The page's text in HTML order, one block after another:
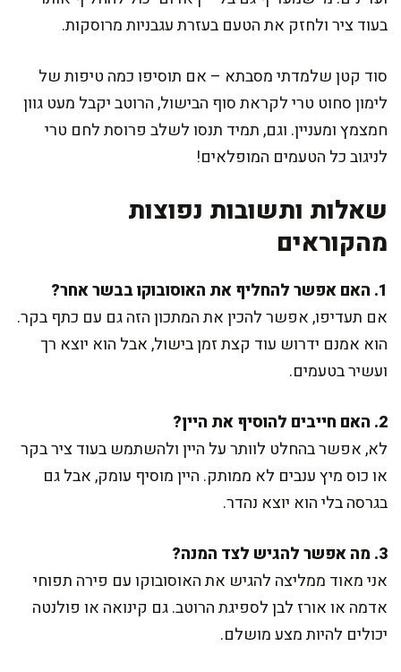
בעוד ציר ולחזק את הטעם בעזרת עגבניות מרוסקות.
סוד קטן שלמדתי מסבתא – אם תוסיפו כמה טיפות של
לימון סחוט טרי לקראת סוף הבישול, הרוטב יקבל מעט גוון
חמצמץ ומעניין. וגם, תמיד תנסו לשלב פרוסת לחם טרי
לניגוב כל הטעמים המופלאים!
שאלות ותשובות נפוצות
מהקוראים
1. האם אפשר להחליף את האוסובוקו בבשר אחר?
אם תעדיפו, אפשר להכין את המתכון הזה גם עם כתף בקר.
הוא אמנם ידרוש עוד קצת זמן בישול, אבל הוא יוצא רך
ועשיר בטעמים.
2. האם חייבים להוסיף את היין?
לא, אפשר בהחלט לוותר על היין ולהשתמש בעוד ציר בקר
או כוס מיץ ענבים לא ממותק. היין מוסיף עומק, אבל גם
בגרסה בלי הוא יוצא נהדר.
3. מה אפשר להגיש לצד המנה?
אני מאוד ממליצה להגיש את האוסובוקו עם פירה תפוחי
אדמה או אורז לבן לספיגת הרוטב. גם קינואה או פולנטה
יכולים להיות מצע מושלם.